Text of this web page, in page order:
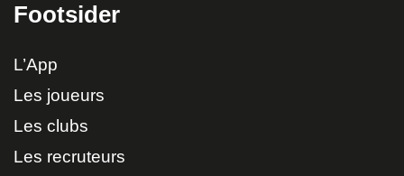
Footsider
L’App
Les joueurs
Les clubs
Les recruteurs